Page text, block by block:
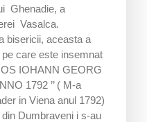
Ghenadie, a
Vasalca.
bisericii, aceasta a
care este insemnat
IOHANN GEORG
1792 ’’ ( M-a
in Viena anul 1792)
Dumbraveni i s-au